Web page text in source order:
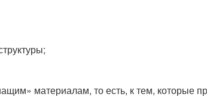
материалам, то есть, к тем, которые